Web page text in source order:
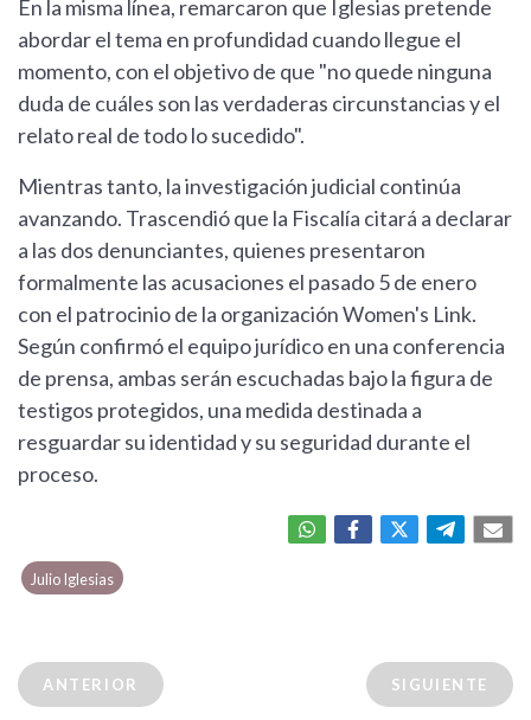
En la misma línea, remarcaron que Iglesias pretende
abordar el tema en profundidad cuando llegue el
momento, con el objetivo de que "no quede ninguna
duda de cuáles son las verdaderas circunstancias y el
relato real de todo lo sucedido".
Mientras tanto, la investigación judicial continúa
avanzando. Trascendió que la Fiscalía citará a declarar
a las dos denunciantes, quienes presentaron
formalmente las acusaciones el pasado 5 de enero
con el patrocinio de la organización Women's Link.
Según confirmó el equipo jurídico en una conferencia
de prensa, ambas serán escuchadas bajo la figura de
testigos protegidos, una medida destinada a
resguardar su identidad y su seguridad durante el
proceso.
Julio Iglesias
ANTERIOR SIGUIENTE